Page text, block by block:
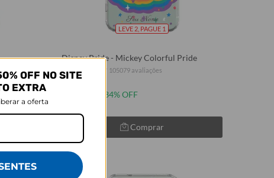
LEVE 2, PAGUE 1
Disney Pride - Mickey Colorful Pride
★★★ ★ 105079 avaliações
34% OFF
Comprar
OFF NO SITE
EXTRA
a oferta